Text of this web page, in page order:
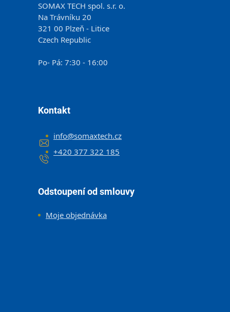
SOMAX TECH spol. s.r. o.
Na Trávníku 20
321 00 Plzeň - Litice
Czech Republic
Po- Pá: 7:30 - 16:00
Kontakt
info@somaxtech.cz
+420 377 322 185
Odstoupení od smlouvy
Moje objednávka